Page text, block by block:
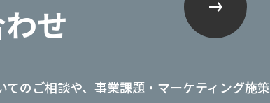
せ
てのご相談や、事業課題・マーケティング施策